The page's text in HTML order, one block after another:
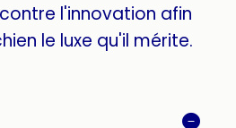
l'innovation afin
le luxe qu'il mérite.